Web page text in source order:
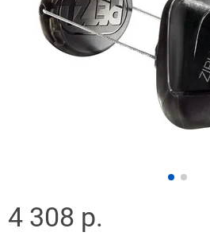
4 308 р.